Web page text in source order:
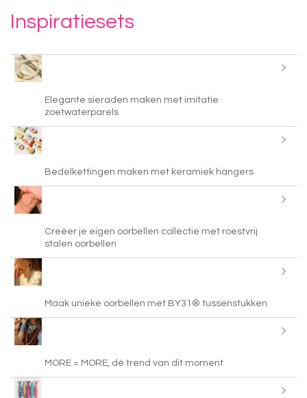
Inspiratiesets
Elegante sieraden maken met imitatie
zoetwaterparels
Bedelkettingen maken met keramiek hangers
Creëer je eigen oorbellen collectie met roestvrij
stalen oorbellen
Maak unieke oorbellen met BY31® tussenstukken
MORE = MORE, dé trend van dit moment